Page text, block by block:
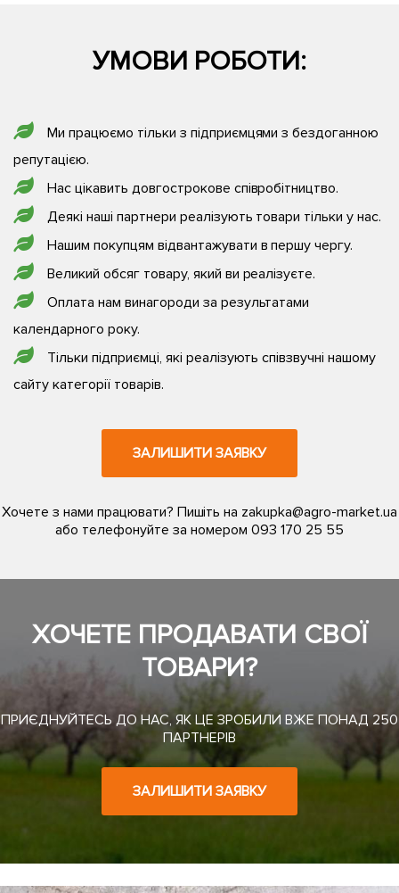
УМОВИ РОБОТИ:
Ми працюємо тільки з підприємцями з бездоганною
репутацією.
Нас цікавить довгострокове співробітництво.
Деякі наші партнери реалізують товари тільки у нас.
Нашим покупцям відвантажувати в першу чергу.
Великий обсяг товару, який ви реалізуєте.
Оплата нам винагороди за результатами
календарного року.
Тільки підприємці, які реалізують співзвучні нашому
сайту категорії товарів.
ЗАЛИШИТИ ЗАЯВКУ
Хочете з нами працювати? Пишіть на zakupka@agro-market.ua
або телефонуйте за номером 093 170 25 55
ХОЧЕТЕ ПРОДАВАТИ СВОЇ
ТОВАРИ?
ПРИЄДНУЙТЕСЬ ДО НАС, ЯК ЦЕ ЗРОБИЛИ ВЖЕ ПОНАД 250
ПАРТНЕРІВ
ЗАЛИШИТИ ЗАЯВКУ